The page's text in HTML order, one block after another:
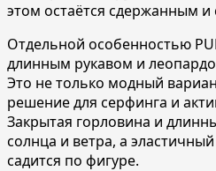
этом остаётся сдержанным
Отдельной особенностью
длинным рукавом и
Это не только модный
решение для серфинга и
Закрытая горловина и
солнца и ветра, а
садится по фигуре.